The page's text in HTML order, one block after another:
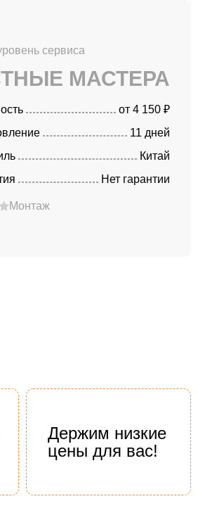
сервиса
МАСТЕРА
от 4 150 ₽
11 дней
Китай
Нет гарантии
Монтаж
Держим низкие
цены для вас!